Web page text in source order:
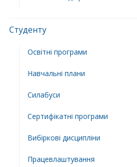
Студенту
Освітні програми
Навчальні плани
Силабуси
Сертифікатні програми
Вибіркові дисципліни
Працевлаштування